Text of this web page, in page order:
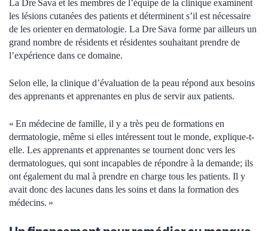
La Dre Sava et les membres de l’équipe de la clinique examinent
les lésions cutanées des patients et déterminent s’il est nécessaire
de les orienter en dermatologie. La Dre Sava forme par ailleurs un
grand nombre de résidents et résidentes souhaitant prendre de
l’expérience dans ce domaine.
Selon elle, la clinique d’évaluation de la peau répond aux besoins
des apprenants et apprenantes en plus de servir aux patients.
« En médecine de famille, il y a très peu de formations en
dermatologie, même si elles intéressent tout le monde, explique-t-
elle. Les apprenants et apprenantes se tournent donc vers les
dermatologues, qui sont incapables de répondre à la demande; ils
ont également du mal à prendre en charge tous les patients. Il y
avait donc des lacunes dans les soins et dans la formation des
médecins. »